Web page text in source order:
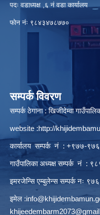
पदः वडाध्यक्ष ,६ नं वडा कार्यालय
फाेन नंः ९८४३४७८७७०
सम्पर्क विवरण
सम्पर्क ठेगाना : खिजीदेम्वा
website :http://
कार्यालय सम्पर्क नं : +९७७-
गाउँपालिका अध्यक्ष सम्पर्क नं :
इमरजेन्सि एम्बुलेन्स सम्पर्क न‌ः
इमेल :